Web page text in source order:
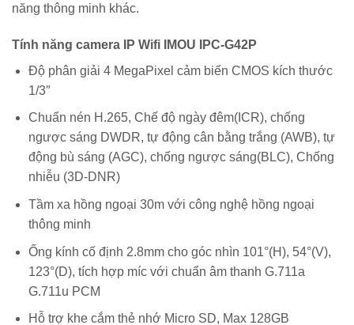
năng thông minh khác.
Tính năng camera IP Wifi IMOU IPC-G42P
Độ phân giải 4 MegaPixel cảm biến CMOS kích thước
1/3″
Chuẩn nén H.265, Chế độ ngày đêm(ICR), chống
ngược sáng DWDR, tự động cân bằng trắng (AWB), tự
động bù sáng (AGC), chống ngược sáng(BLC), Chống
nhiễu (3D-DNR)
Tầm xa hồng ngoại 30m với công nghệ hồng ngoại
thông minh
Ống kính cố định 2.8mm cho góc nhìn 101°(H), 54°(V),
123°(D), tích hợp míc với chuẩn âm thanh G.711a
G.711u PCM
Hỗ trợ khe cắm thẻ nhớ Micro SD, Max 128GB